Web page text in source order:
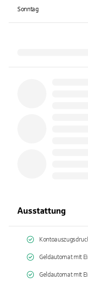
Sonntag
Ausstattung
Geldautomat mit
Geldautomat mit